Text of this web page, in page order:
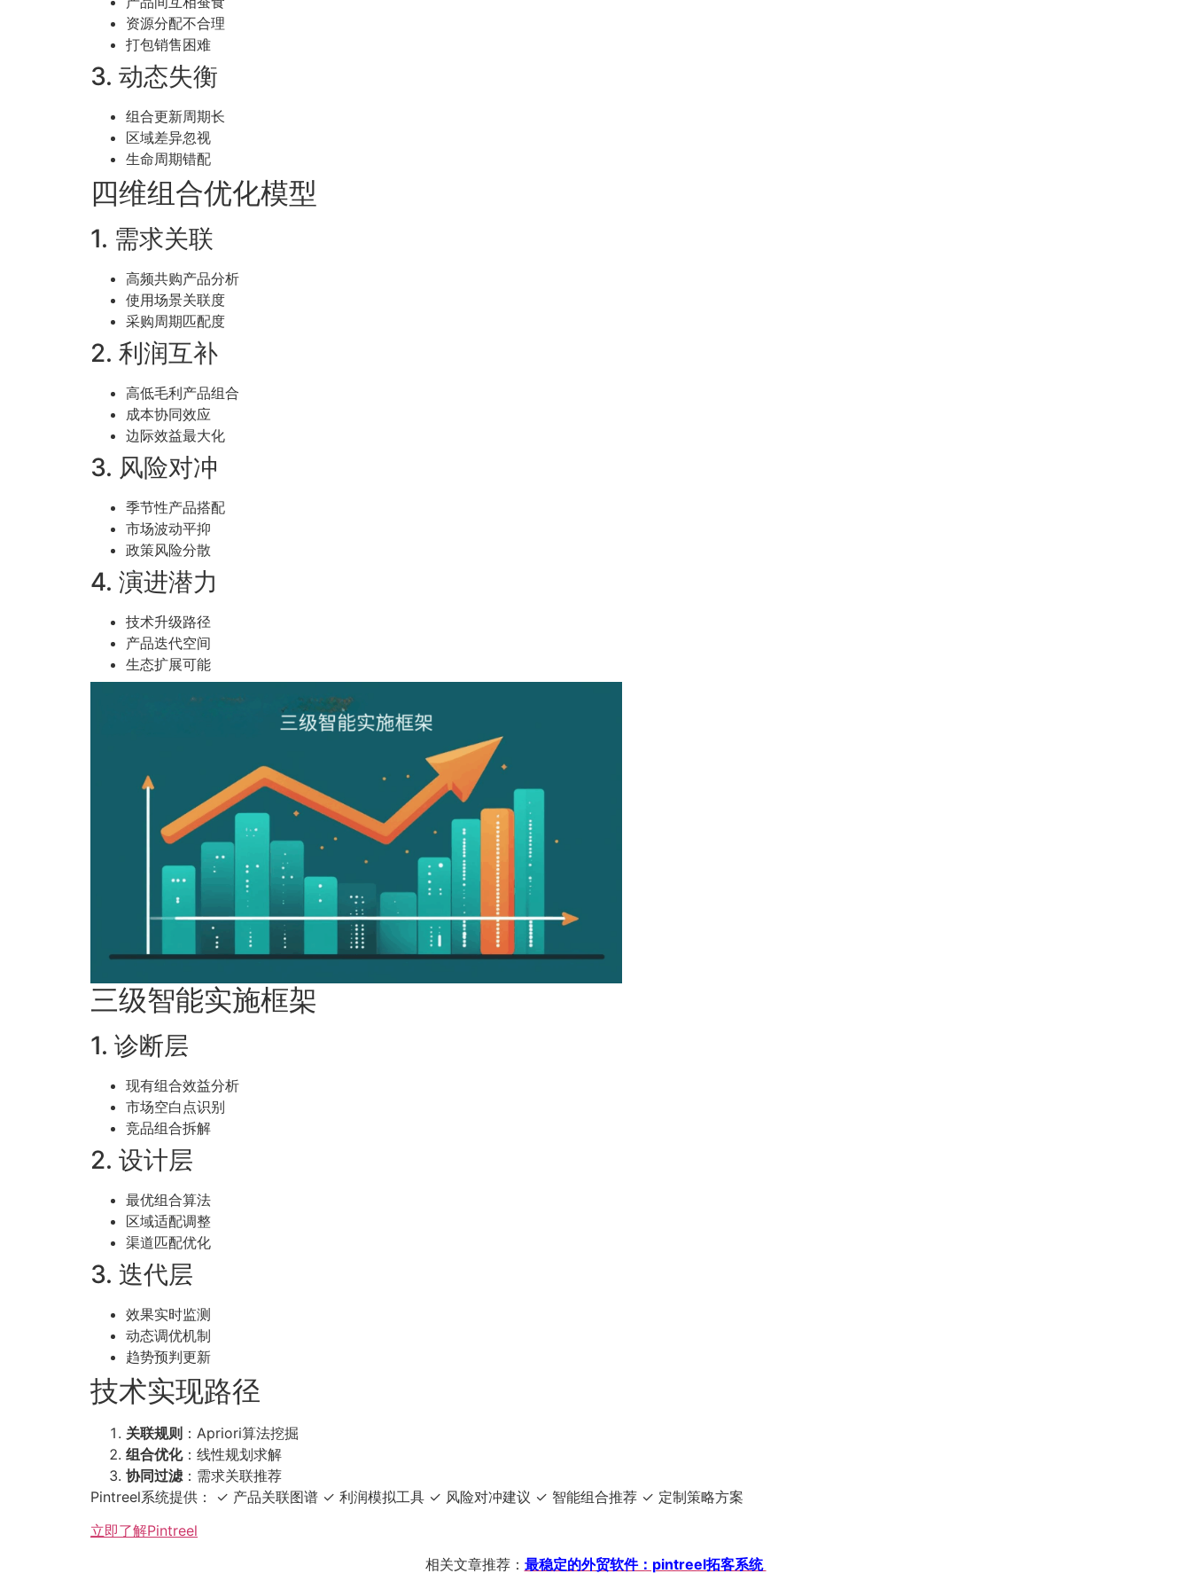
资源分配不合理
打包销售困难
3. 动态失衡
组合更新周期长
区域差异忽视
生命周期错配
四维组合优化模型
1. 需求关联
高频共购产品分析
使用场景关联度
采购周期匹配度
2. 利润互补
高低毛利产品组合
成本协同效应
边际效益最大化
3. 风险对冲
季节性产品搭配
市场波动平抑
政策风险分散
4. 演进潜力
技术升级路径
产品迭代空间
生态扩展可能
三级智能实施框架
1. 诊断层
现有组合效益分析
市场空白点识别
竞品组合拆解
2. 设计层
最优组合算法
区域适配调整
渠道匹配优化
3. 迭代层
效果实时监测
动态调优机制
趋势预判更新
技术实现路径
关联规则 ：Apriori算法挖掘
组合优化：线性规划求解
协同过滤 ：需求关联推荐
Pintreel系统提供： ✓ 产品关联图谱 ✓ 利润模拟工具 ✓ 风险对冲建议 ✓ 智能组合推荐 ✓ 定制策略方案
立即了解Pintreel
相关文章推荐： 最稳定的外贸软件：pintreel拓客系统